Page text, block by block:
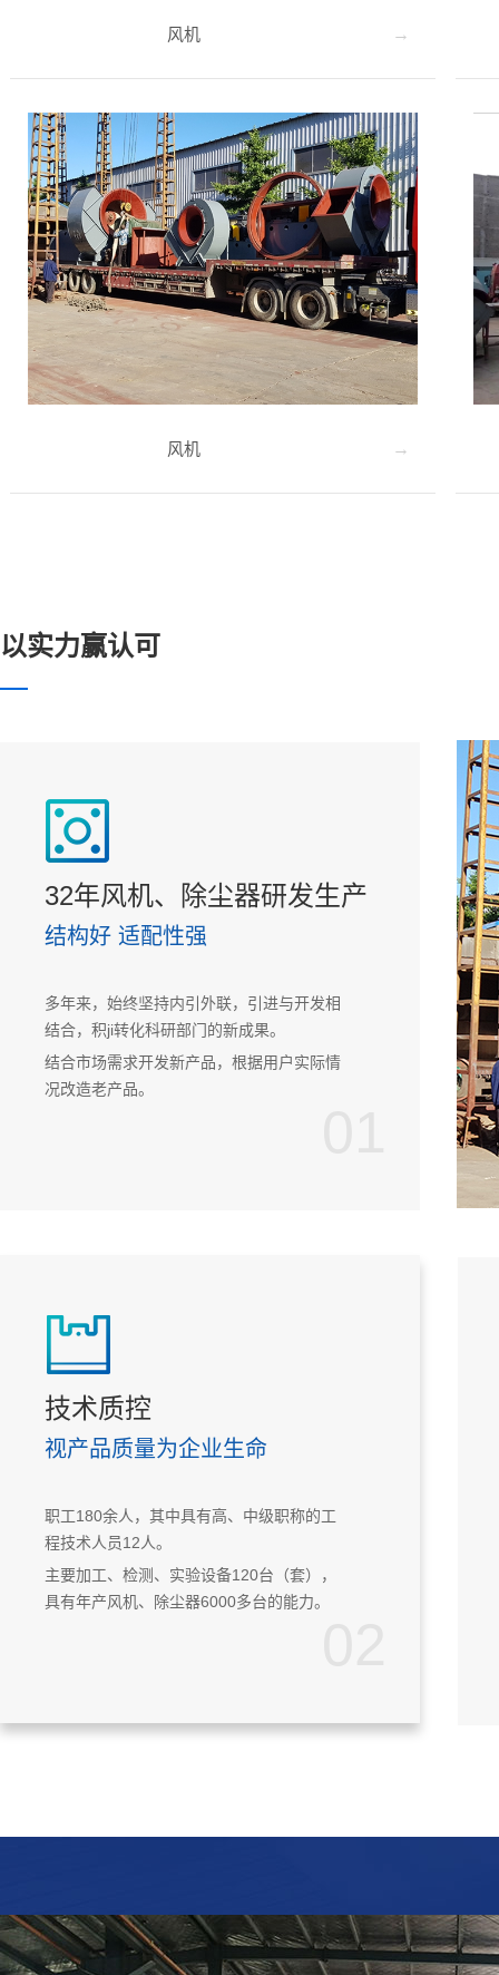
风机
风机
除尘器
除尘器
消声器
消声器
以实力赢认可
32年风机、除尘器研发生产
结构好 适配性强
多年来，始终坚持内引外联，引进与开发相
结合，积ji转化科研部门的新成果。
结合市场需求开发新产品，根据用户实际情
况改造老产品。
技术质控
视产品质量为企业生命
职工180余人，其中具有高、中级职称的工
程技术人员12人。
主要加工、检测、实验设备120台（套），
具有年产风机、除尘器6000多台的能力。